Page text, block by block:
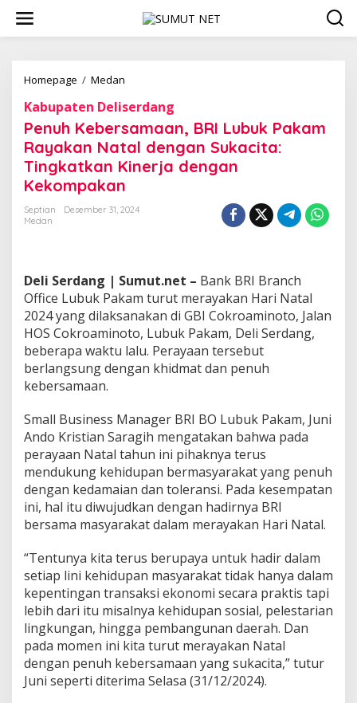
w
Homepage / Medan
n
u
h
K
e
r
a
n
B
R
I
L
u
k
P
a
k
a
m
R
a
a
k
a
n
N
a
t
a
l
d
Kabupaten Deliserdang
Penuh Kebersamaan, BRI Lubuk Pakam
Rayakan Natal dengan Sukacita:
Tingkatkan Kinerja dengan
Kekompakan
Septian
Desember 31, 2024
Medan
Deli Serdang | Sumut.net – Bank BRI Branch
Office Lubuk Pakam turut merayakan Hari Natal
2024 yang dilaksanakan di GBI Cokroaminoto, Jalan
HOS Cokroaminoto, Lubuk Pakam, Deli Serdang,
beberapa waktu lalu. Perayaan tersebut
berlangsung dengan khidmat dan penuh
kebersamaan.
Small Business Manager BRI BO Lubuk Pakam, Juni
Ando Kristian Saragih mengatakan bahwa pada
perayaan Natal tahun ini pihaknya terus
mendukung kehidupan bermasyarakat yang penuh
dengan kedamaian dan toleransi. Pada kesempatan
ini, hal itu diwujudkan dengan hadirnya BRI
bersama masyarakat dalam merayakan Hari Natal.
“Tentunya kita terus berupaya untuk hadir dalam
setiap lini kehidupan masyarakat tidak hanya dalam
kepentingan transaksi ekonomi secara praktis tapi
lebih dari itu misalnya kehidupan sosial, pelestarian
lingkungan, hingga pembangunan daerah. Dan
pada momen ini kita turut merayakan Natal
dengan penuh kebersamaan yang sukacita,” tutur
Juni seperti diterima Selasa (31/12/2024).